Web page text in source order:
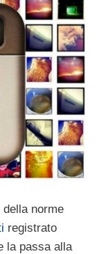
norme
registrato
la passa alla